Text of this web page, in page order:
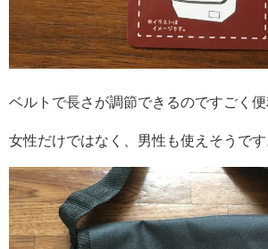
ベルトで長さが調節できるのですごく便
女性だけではなく、男性も使えそうです